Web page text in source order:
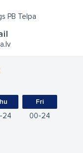
PB Telpa
24
Fri
00 24